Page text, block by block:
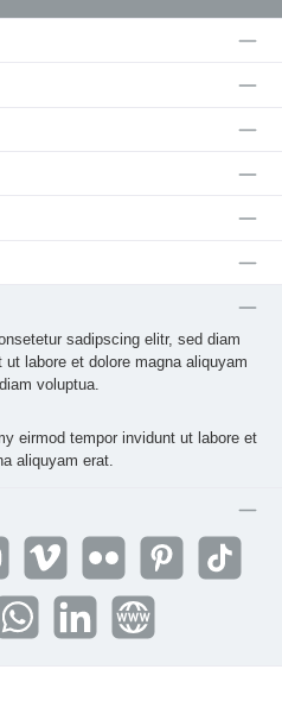
sadipscing elitr, sed diam
labore et dolore magna aliquyam
voluptua.
eirmod tempor invidunt ut labore et
aliquyam erat.
Vimeo Flickr Pinterest TikTok
Website